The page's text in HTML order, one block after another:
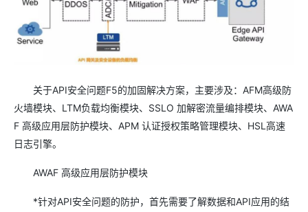
关于API安全问题F5的加固解决方案，主要涉及：AFM高级防
火墙模块、LTM负载均衡模块、SSLO 加解密流量编排模块、AWA
F 高级应用层防护模块、APM 认证授权策略管理模块、HSL高速
日志引擎。
AWAF 高级应用层防护模块
*针对API安全问题的防护，首先需要了解数据和API应用的结